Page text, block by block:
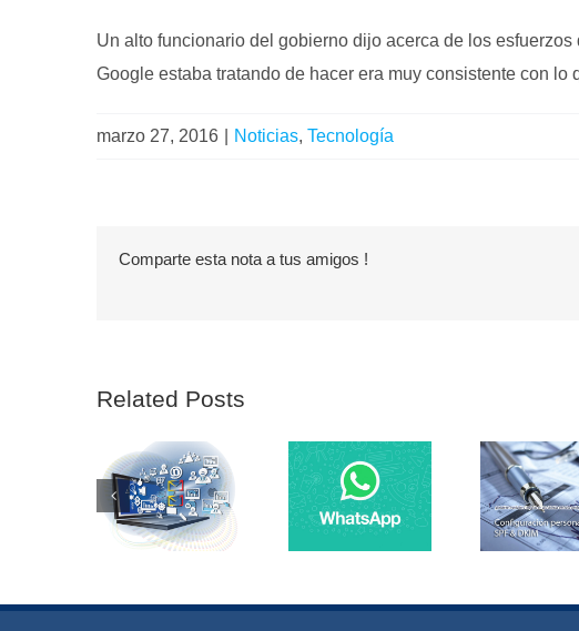
Un alto funcionario del gobierno dijo acerca de los
Google estaba tratando de hacer era muy consistente con lo
marzo 27, 2016 Noticias, Tecnología
Comparte esta nota a tus amigos !
Related Posts
WhatsApp
la